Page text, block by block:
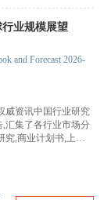
业规模展望
and Forecast 2026-
威资讯中国行业研究
汇集了各行业市场分
究,商业计划书,上市